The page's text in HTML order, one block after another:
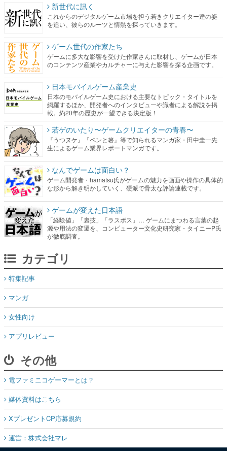
新世代に訊く
これからのデジタルゲーム市場を担う若きクリエイター達の姿
を追い、彼らのルーツと情熱を探っていきます。
ゲーム世代の作家たち
ゲームに多大な影響を受けた作家さんに取材し、ゲームが日本
のコンテンツ産業やカルチャーに与えた影響を探る企画です。
日本モバイルゲーム産業史
日本のモバイルゲーム史における主要なトピック・タイトルを
網羅するほか、開発者へのインタビューや識者による解説を掲
載。約20年の歴史が一望できる決定版！
若ゲのいたり〜ゲームクリエイターの青春〜
『うつヌケ』『ペンと箸』等で知られるマンガ家・田中圭一先
生によるゲーム業界レポートマンガです。
なんでゲームは面白い？
ゲーム開発者・hamatsu氏がゲームの魅力を画面や操作の具体的
な形から解き明かしていく、硬派で骨太な評論連載です。
ゲームが変えた日本語
「経験値」「裏技」「ラスボス」… ゲームにまつわる言葉の起
源や用法の変遷を、コンピューター文化史研究家・タイニーP氏
が徹底調査。
カテゴリ
特集記事
マンガ
女性向け
アプリレビュー
その他
電ファミニコゲーマーとは？
媒体資料はこちら
XプレゼントCP応募規約
運営：株式会社マレ